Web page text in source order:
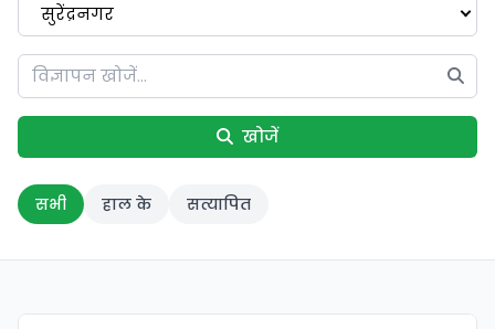
सुरेंद्रनगर
खोजें
सभी हाल के सत्यापित